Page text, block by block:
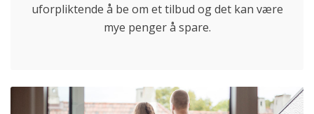
uforpliktende å be om et tilbud og det kan være
mye penger å spare.